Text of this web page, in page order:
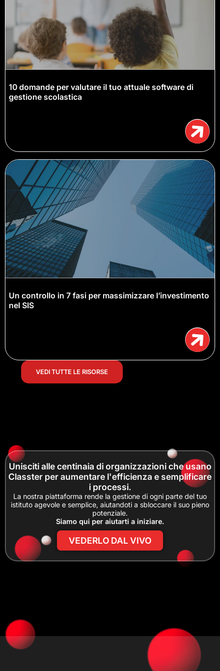
10 domande per valutare il tuo attuale software di
gestione scolastica
Un controllo in 7 fasi per massimizzare l’investimento
nel SIS
VEDI TUTTE LE RISORSE
Unisciti alle centinaia di organizzazioni che usano
Classter per aumentare l'efficienza e semplificare
i processi.
La nostra piattaforma rende la gestione di ogni parte del tuo
istituto agevole e semplice, aiutandoti a sbloccare il suo pieno
potenziale.
Siamo qui per aiutarti a iniziare.
VEDERLO DAL VIVO